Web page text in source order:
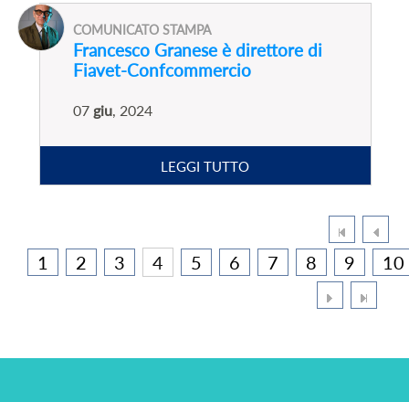
COMUNICATO STAMPA
Francesco Granese è direttore di
Fiavet-Confcommercio
07 giu, 2024
LEGGI TUTTO
1 2 3 4 5 6 7 8 9 10